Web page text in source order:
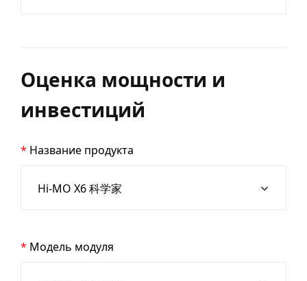
Оценка мощности и
инвестиций
Название продукта
Модель модуля